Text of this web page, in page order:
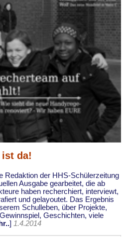
ist da!
Redaktion der HHS-Schülerzeitung
Ausgabe gearbeitet, die ab
haben recherchiert, interviewt,
und gelayoutet. Das Ergebnis
Schulleben, über Projekte,
Geschichten, viele
] 1.4.2014